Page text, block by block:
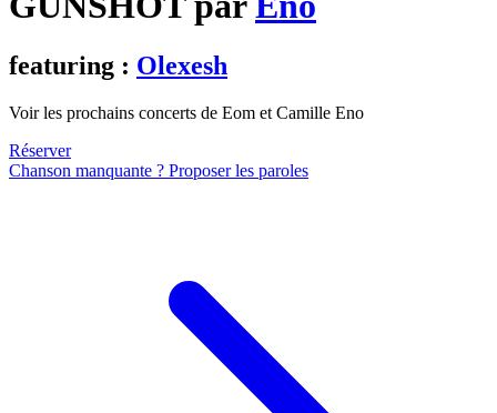
featuring : Olexesh
Voir les prochains concerts de Eom et Camille Eno
Réserver
Chanson manquante ? Proposer les paroles